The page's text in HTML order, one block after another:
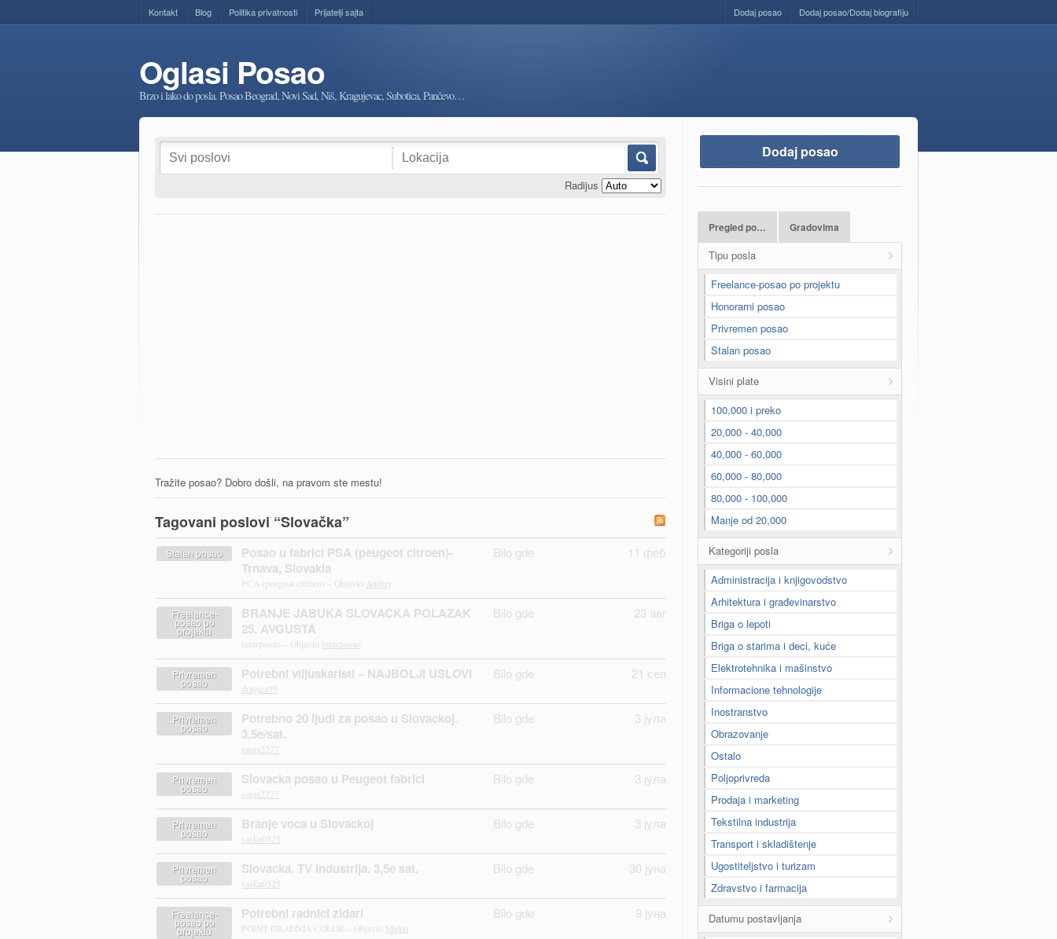
Kontakt Blog Politika privatnosti Prijatelji sajta Dodaj posao/Dodaj biografiju
Dodaj posao
Oglasi Posao
Brzo i lako do posla. Posao Beograd, Novi Sad, Niš, Kragujevac, Subotica, Pančevo…
Radijus
Tražite posao? Dobro došli, na pravom ste mestu!
Tagovani poslovi “Slovačka”
Stalan posao
Posao u fabrici PSA (peugeot citroen)-
Trnava, Slovakia
PCA (peugeot citroen) – Objavio Andrej
Bilo gde 11 феб
Freelance-
posao po
projektu
BRANJE JABUKA SLOVACKA POLAZAK
25. AVGUSTA
lazarposao – Objavio lazarposao
Bilo gde 23 авг
Privremen
posao
Potrebni viljuskaristi – NAJBOLJI USLOVI
dragica99
Bilo gde 21 сеп
Privremen
posao
Potrebno 20 ljudi za posao u Slovackoj.
3,5e/sat.
sanja2277
Bilo gde 3 јула
Privremen
posao
Slovacka posao u Peugeot fabrici
sanja2277
Bilo gde 3 јула
Privremen
posao
Branje voca u Slovackoj
saska0525
Bilo gde 3 јула
Privremen
posao
Slovacka. TV industrija. 3,5e sat.
saska0525
Bilo gde 30 јуна
Freelance-
posao po
projektu
Potrebni radnici zidari
POINT GRADNJA COLOR – Objavio Mirko
Bilo gde 9 јуна
Dodaj posao
Pregled po… Gradovima
Tipu posla
Freelance-posao po projektu
Honorarni posao
Privremen posao
Stalan posao
Visini plate
100,000 i preko
20,000 - 40,000
40,000 - 60,000
60,000 - 80,000
80,000 - 100,000
Manje od 20,000
Kategoriji posla
Administracija i knjigovodstvo
Arhitektura i građevinarstvo
Briga o lepoti
Briga o starima i deci, kuće
Elektrotehnika i mašinstvo
Informacione tehnologije
Inostranstvo
Obrazovanje
Ostalo
Poljoprivreda
Prodaja i marketing
Tekstilna industrija
Transport i skladištenje
Ugostiteljstvo i turizam
Zdravstvo i farmacija
Datumu postavljanja